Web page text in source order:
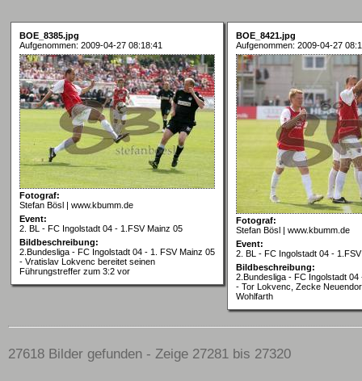
BOE_8385.jpg
Aufgenommen: 2009-04-27 08:18:41
Fotograf:
Stefan Bösl | www.kbumm.de
Event:
2. BL - FC Ingolstadt 04 - 1.FSV Mainz 05
Bildbeschreibung:
2.Bundesliga - FC Ingolstadt 04 - 1. FSV Mainz 05
- Vratislav Lokvenc bereitet seinen
Führungstreffer zum 3:2 vor
BOE_8421.jpg
Aufgenommen: 2009-04-27
Fotograf:
Stefan Bösl | www.kbumm.de
Event:
2. BL - FC Ingolstadt 04 -
Bildbeschreibung:
2.Bundesliga - FC Ingolstadt 04
- Tor Lokvenc, Zecke
Wohlfarth
27618 Bilder gefunden - Zeige 27281 bis 27320